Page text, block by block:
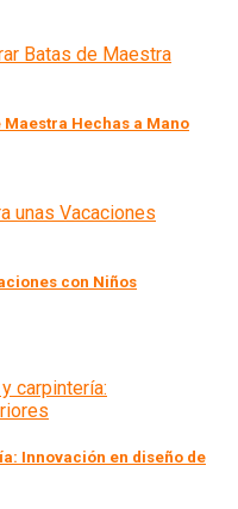
Hechas a Mano
con Niños
Innovación en diseño de